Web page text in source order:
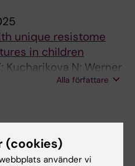
unique resistome
in children
Kucharikova N; Werner
Alenius H; Bergstroem
Alla författare
(cookies)
använder vi